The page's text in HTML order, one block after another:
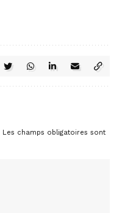
Les champs obligatoires sont